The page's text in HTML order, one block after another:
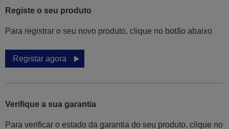
Registe o seu produto
Para registrar o seu novo produto, clique no botão abaixo
Registar agora
Verifique a sua garantia
Para verificar o estado da garantia do seu produto, clique no